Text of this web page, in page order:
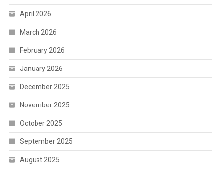
April 2026
March 2026
February 2026
January 2026
December 2025
November 2025
October 2025
September 2025
August 2025